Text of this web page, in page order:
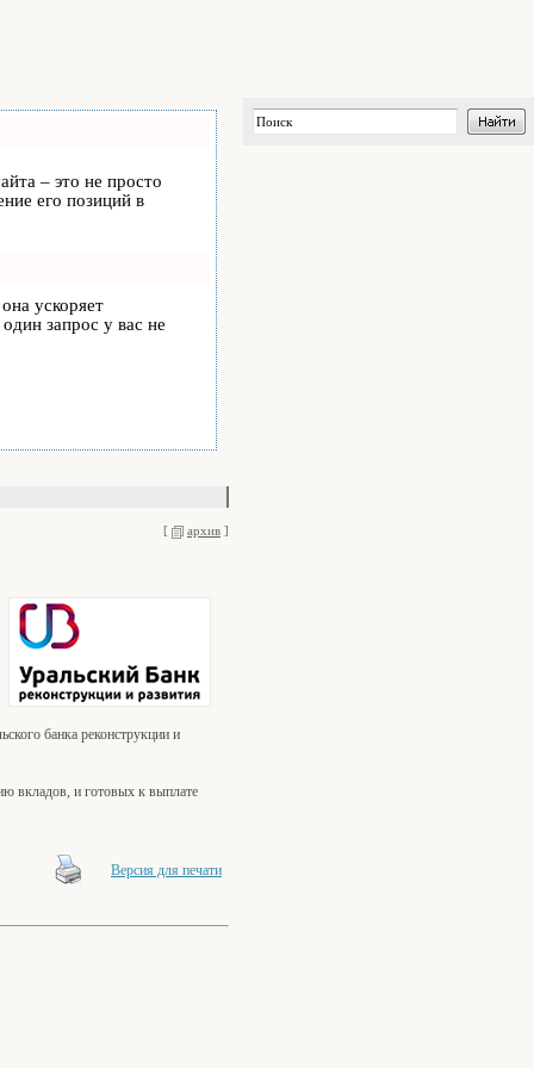
– это не просто
его позиций в
ускоряет
запрос у вас не
[ архив ]
банка реконструкции и
вкладов, и готовых к выплате
Версия для печати